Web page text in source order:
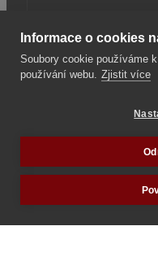
(odkaz je externí)
Informace o cookies
Soubory cookie používáme
používání webu. Zjistit více